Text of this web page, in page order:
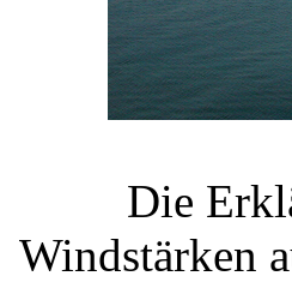
Die
Windstärken